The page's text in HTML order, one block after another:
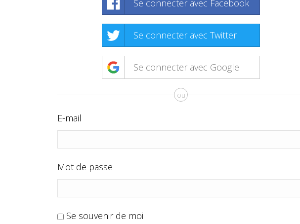
Se connecter avec Facebook
Se connecter avec Twitter
Se connecter avec Google
ou
E-mail
Mot de passe
Se souvenir de moi